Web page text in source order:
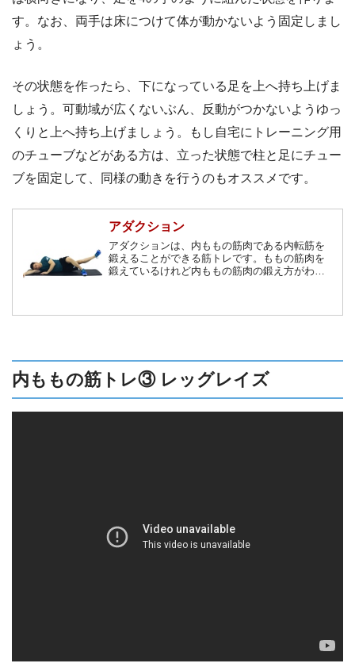
す。なお、両手は床につけて体が動かないよう固定しまし
ょう。
その状態を作ったら、下になっている足を上へ持ち上げま
しょう。可動域が広くないぶん、反動がつかないようゆっ
くりと上へ持ち上げましょう。もし自宅にトレーニング用
のチューブなどがある方は、立った状態で柱と足にチュー
ブを固定して、同様の動きを行うのもオススメです。
アダクション
アダクションは、内ももの筋肉である内転筋を
鍛えることができる筋トレです。ももの筋肉を
鍛えているけれど内ももの筋肉の鍛え方がわか
内ももの筋トレ③ レッグレイズ